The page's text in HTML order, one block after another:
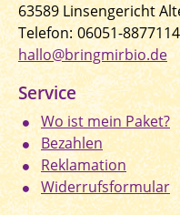
63589 Linsengericht
Telefon: 06051-
hallo@bringmirbio.de
Service
Wo ist mein Paket?
Bezahlen
Reklamation
Widerrufsformular